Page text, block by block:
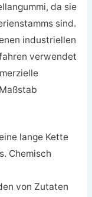
da sie
sind.
industriellen
verwendet
lange Kette
Chemisch
von Zutaten